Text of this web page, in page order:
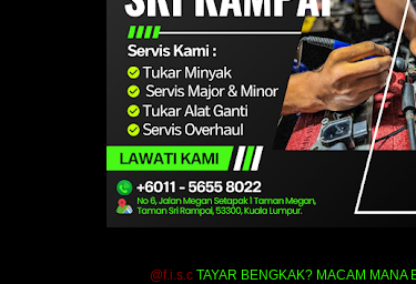
@f.i.s.c TAYAR BENGKAK? MACAM MANA